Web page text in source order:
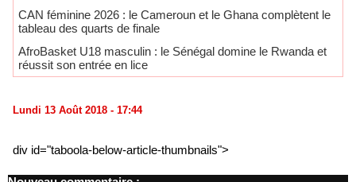
CAN féminine 2026 : le Cameroun et le Ghana complètent le
tableau des quarts de finale
AfroBasket U18 masculin : le Sénégal domine le Rwanda et
réussit son entrée en lice
Lundi 13 Août 2018 - 17:44
div id="taboola-below-article-thumbnails">